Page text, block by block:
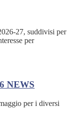
27, suddivisi per
per
NEWS
per i diversi